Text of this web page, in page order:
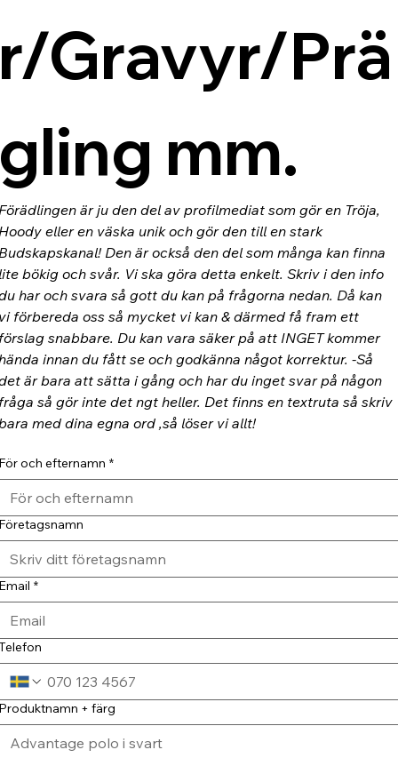
Gravyr/Prä
mm.
är ju den del av profilmediat som gör en Tröja,
eller en väska unik och gör den till en stark
Den är också den del som många kan finna
bökig och svår. Vi ska göra detta enkelt. Skriv i den info
har och svara så gott du kan på frågorna nedan. Då kan
förbereda oss så mycket vi kan & därmed få fram ett
snabbare. Du kan vara säker på att INGET kommer
innan du fått se och godkänna något korrektur. -Så
är bara att sätta i gång och har du inget svar på någon
så gör inte det ngt heller. Det finns en textruta så skriv
med dina egna ord ,så löser vi allt!
och efternamn *
*
+ färg